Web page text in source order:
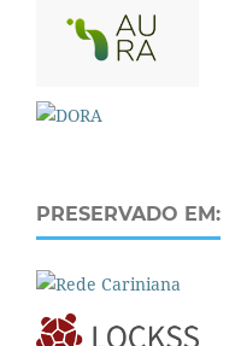
PRESERVADO EM: